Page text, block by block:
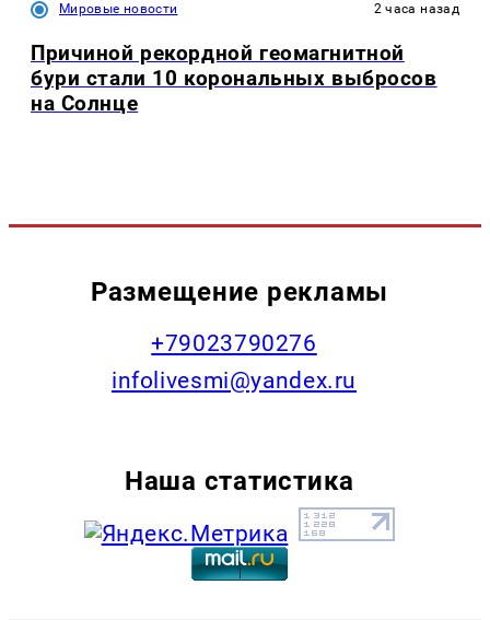
Мировые новости 2 часа назад
Причиной рекордной геомагнитной
бури стали 10 корональных выбросов
на Солнце
Размещение рекламы
+79023790276
infolivesmi@yandex.ru
Наша статистика